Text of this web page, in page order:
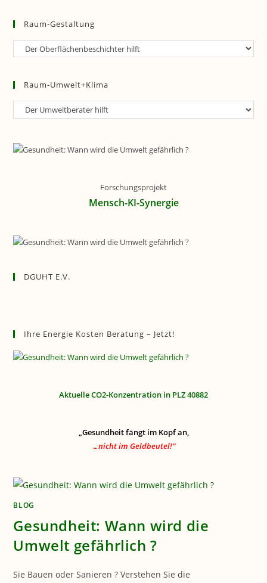
Raum-Gestaltung
Raum-
Raum-Umwelt+Klima
Raum-
Forschungsprojekt
Mensch-KI-Synergie
DGUHT E.V.
Ihre Energie Kosten Beratung – Jetzt!
Aktuelle CO2-Konzentration in PLZ 40882
„Gesundheit fängt im Kopf an,
…nicht im Geldbeutel!“
BLOG
Gesundheit: Wann wird die
Umwelt gefährlich ?
Sie Bauen oder Sanieren ? Verstehen Sie die